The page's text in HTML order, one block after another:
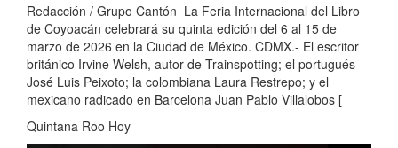
Redacción / Grupo Cantón La Feria Internacional del Libro
de Coyoacán celebrará su quinta edición del 6 al 15 de
marzo de 2026 en la Ciudad de México. CDMX.- El escritor
británico Irvine Welsh, autor de Trainspotting; el portugués
José Luis Peixoto; la colombiana Laura Restrepo; y el
mexicano radicado en Barcelona Juan Pablo Villalobos [
Quintana Roo Hoy